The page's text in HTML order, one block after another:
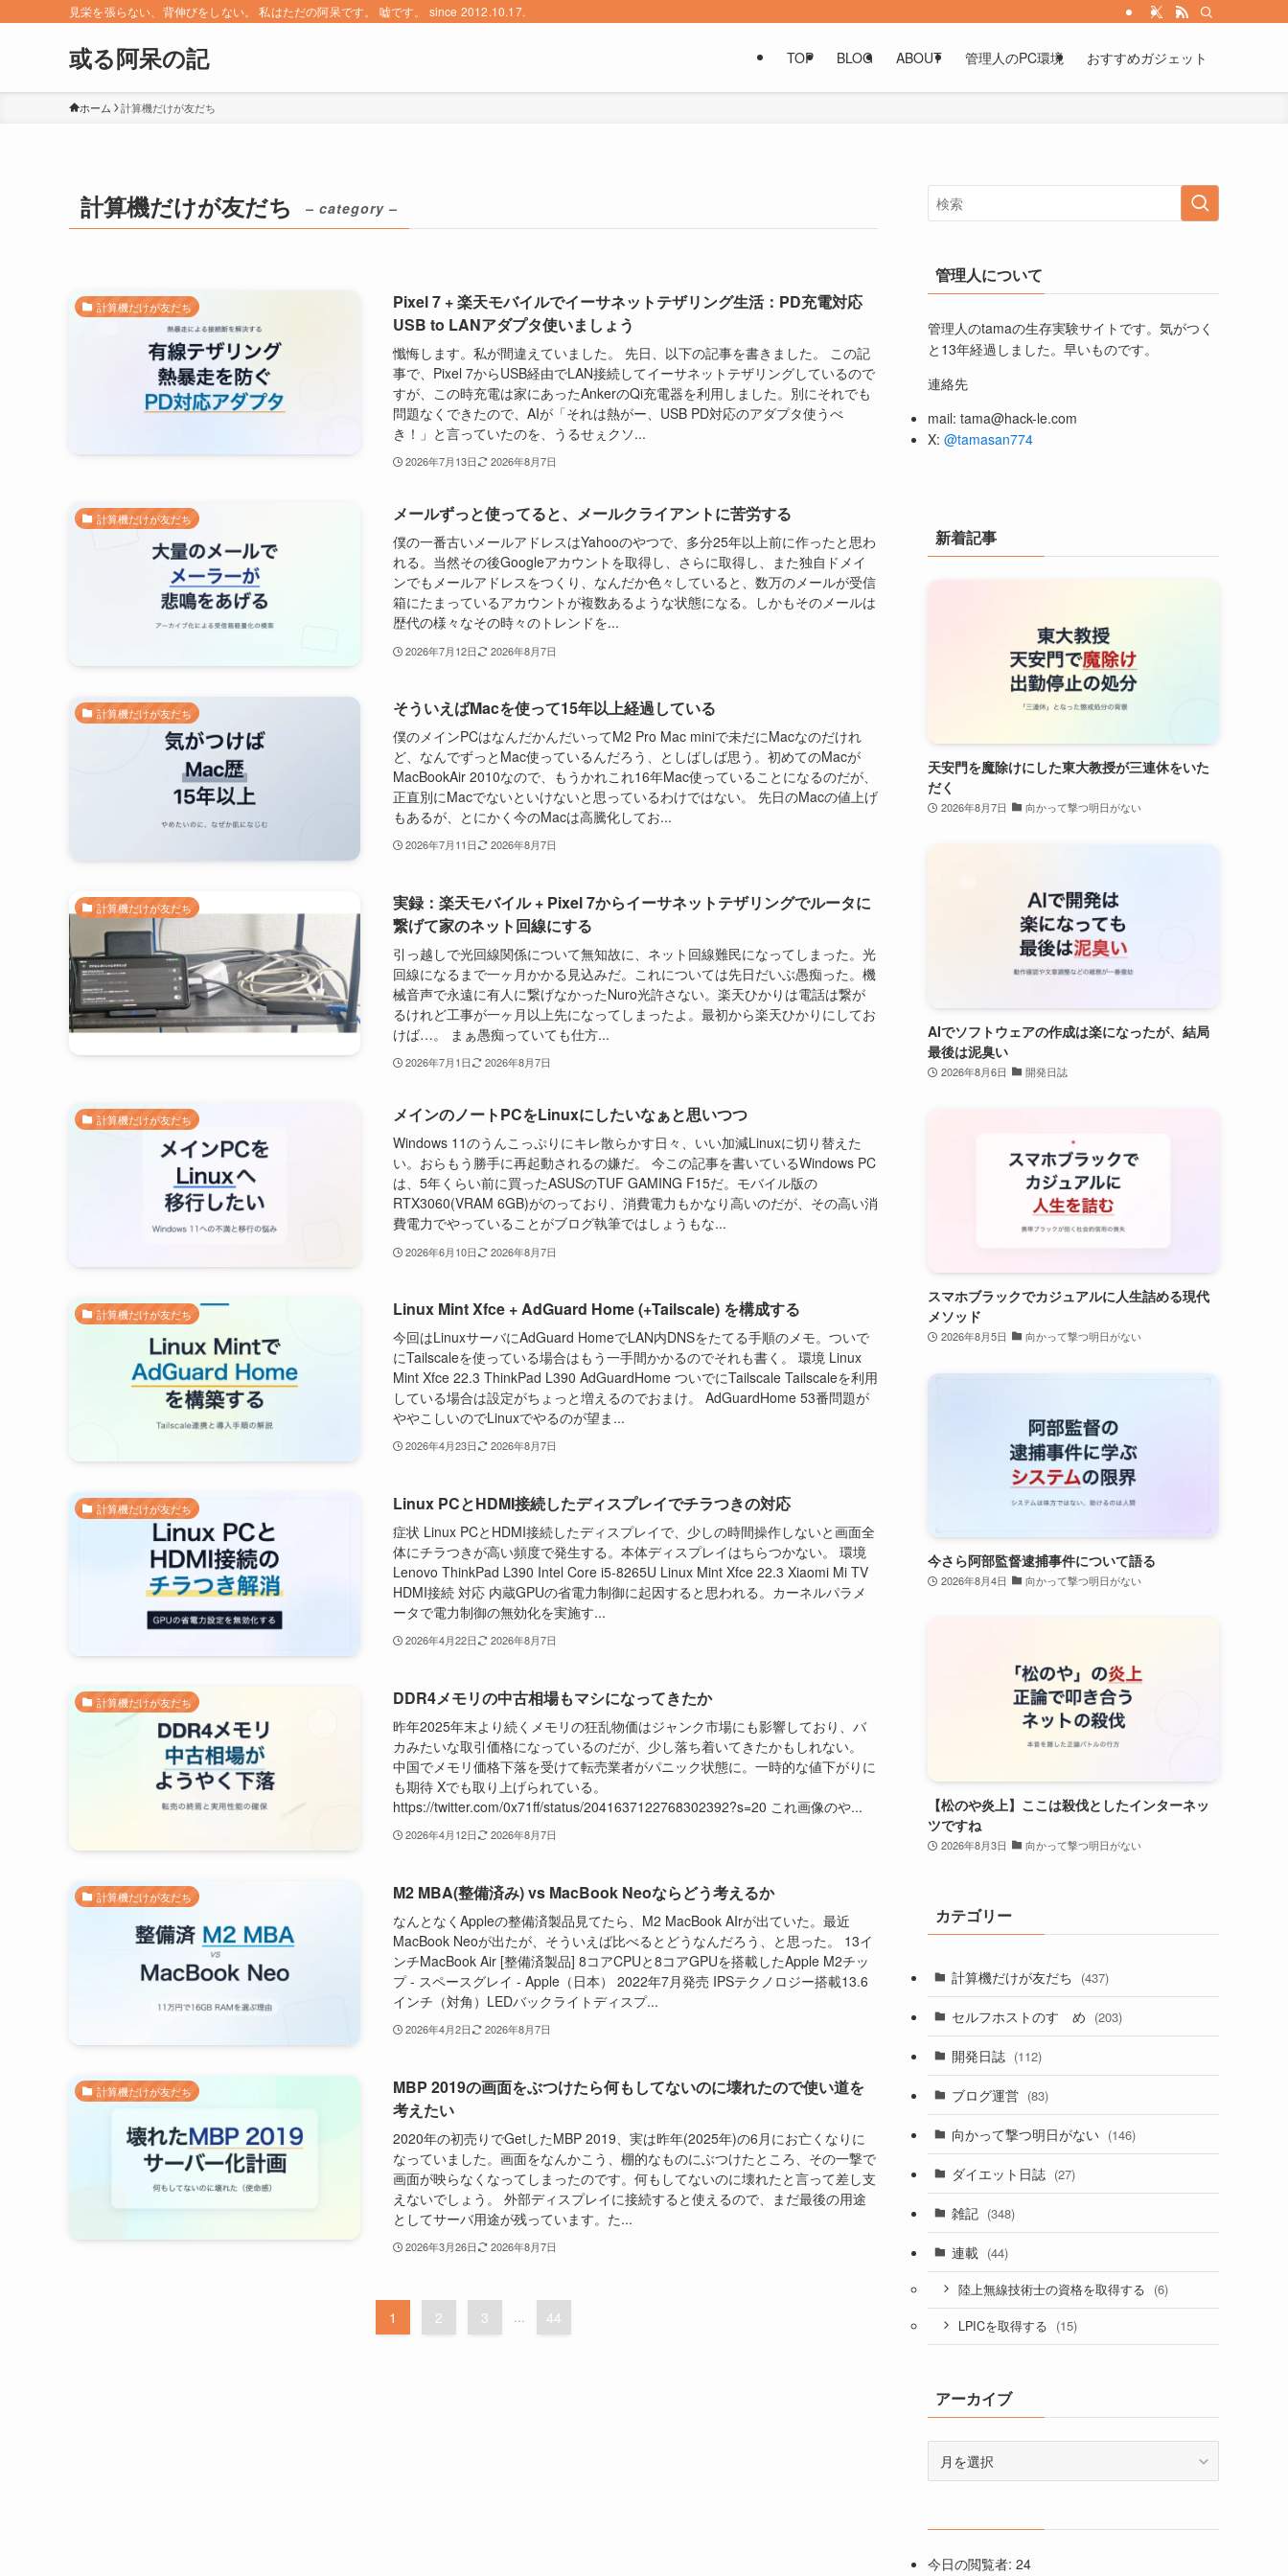
見栄を張らない、背伸びをしない。 私はただの阿呆です。 嘘です。 since 2012.10.17.
或る阿呆の記 TOP BLOG ABOUT 管理人のPC環境 おすすめガジェット
ホーム 計算機だけが友だち
計算機だけが友だち – category –
計算機だけが友だち
Pixel 7 + 楽天モバイルでイーサネットテザリング生活：PD充電対応
USB to LANアダプタ使いましょう
懺悔します。私が間違えていました。 先日、以下の記事を書きました。 この記
事で、Pixel 7からUSB経由でLAN接続してイーサネットテザリングしているので
すが、この時充電は家にあったAnkerのQi充電器を利用しました。別にそれでも
問題なくできたので、AIが「それは熱がー、USB PD対応のアダプタ使うべ
き！」と言っていたのを、うるせぇクソ...
2026年7月13日 2026年8月7日
計算機だけが友だち メールずっと使ってると、メールクライアントに苦労する
僕の一番古いメールアドレスはYahooのやつで、多分25年以上前に作ったと思わ
れる。当然その後Googleアカウントを取得し、さらに取得し、また独自ドメイ
ンでもメールアドレスをつくり、なんだか色々していると、数万のメールが受信
箱にたまっているアカウントが複数あるような状態になる。しかもそのメールは
歴代の様々なその時々のトレンドを...
2026年7月12日 2026年8月7日
計算機だけが友だち そういえばMacを使って15年以上経過している
僕のメインPCはなんだかんだいってM2 Pro Mac miniで未だにMacなのだけれ
ど、なんでずっとMac使っているんだろう、としばしば思う。初めてのMacが
MacBookAir 2010なので、もうかれこれ16年Mac使っていることになるのだが、
正直別にMacでないといけないと思っているわけではない。 先日のMacの値上げ
もあるが、とにかく今のMacは高騰化してお...
2026年7月11日 2026年8月7日
計算機だけが友だち
実録：楽天モバイル + Pixel 7からイーサネットテザリングでルータに
繋げて家のネット回線にする
引っ越しで光回線関係について無知故に、ネット回線難民になってしまった。光
回線になるまで一ヶ月かかる見込みだ。これについては先日だいぶ愚痴った。機
械音声で永遠に有人に繋げなかったNuro光許さない。楽天ひかりは電話は繋が
るけれど工事が一ヶ月以上先になってしまったよ。最初から楽天ひかりにしてお
けば…。 まぁ愚痴っていても仕方...
2026年7月1日 2026年8月7日
計算機だけが友だち メインのノートPCをLinuxにしたいなぁと思いつつ
Windows 11のうんこっぷりにキレ散らかす日々、いい加減Linuxに切り替えた
い。おらもう勝手に再起動されるの嫌だ。 今この記事を書いているWindows PC
は、5年くらい前に買ったASUSのTUF GAMING F15だ。モバイル版の
RTX3060(VRAM 6GB)がのっており、消費電力もかなり高いのだが、その高い消
費電力でやっていることがブログ執筆ではしょうもな...
2026年6月10日 2026年8月7日
計算機だけが友だち Linux Mint Xfce + AdGuard Home (+Tailscale) を構成する
今回はLinuxサーバにAdGuard HomeでLAN内DNSをたてる手順のメモ。ついで
にTailscaleを使っている場合はもう一手間かかるのでそれも書く。 環境 Linux
Mint Xfce 22.3 ThinkPad L390 AdGuardHome ついでにTailscale Tailscaleを利用
している場合は設定がちょっと増えるのでおまけ。 AdGuardHome 53番問題が
ややこしいのでLinuxでやるのが望ま...
2026年4月23日 2026年8月7日
計算機だけが友だち Linux PCとHDMI接続したディスプレイでチラつきの対応
症状 Linux PCとHDMI接続したディスプレイで、少しの時間操作しないと画面全
体にチラつきが高い頻度で発生する。本体ディスプレイはちらつかない。 環境
Lenovo ThinkPad L390 Intel Core i5-8265U Linux Mint Xfce 22.3 Xiaomi Mi TV
HDMI接続 対応 内蔵GPUの省電力制御に起因すると思われる。カーネルパラメ
ータで電力制御の無効化を実施す...
2026年4月22日 2026年8月7日
計算機だけが友だち DDR4メモリの中古相場もマシになってきたか
昨年2025年末より続くメモリの狂乱物価はジャンク市場にも影響しており、バ
カみたいな取引価格になっているのだが、少し落ち着いてきたかもしれない。
中国でメモリ価格下落を受けて転売業者がパニック状態に。一時的な値下がりに
も期待 Xでも取り上げられている。
https://twitter.com/0x71ff/status/2041637122768302392?s=20 これ画像のや...
2026年4月12日 2026年8月7日
計算機だけが友だち M2 MBA(整備済み) vs MacBook Neoならどう考えるか
なんとなくAppleの整備済製品見てたら、M2 MacBook AIrが出ていた。最近
MacBook Neoが出たが、そういえば比べるとどうなんだろう、と思った。 13イ
ンチMacBook Air [整備済製品] 8コアCPUと8コアGPUを搭載したApple M2チッ
プ - スペースグレイ - Apple（日本） 2022年7月発売 IPSテクノロジー搭載13.6
インチ（対角）LEDバックライトディスプ...
2026年4月2日 2026年8月7日
計算機だけが友だち
MBP 2019の画面をぶつけたら何もしてないのに壊れたので使い道を
考えたい
2020年の初売りでGetしたMBP 2019、実は昨年(2025年)の6月にお亡くなりに
なっていました。画面をなんかこう、棚的なものにぶつけたところ、その一撃で
画面が映らなくなってしまったのです。何もしてないのに壊れたと言って差し支
えないでしょう。 外部ディスプレイに接続すると使えるので、まだ最後の用途
としてサーバ用途が残っています。た...
2026年3月26日 2026年8月7日
1 2 3 ... 44
管理人について
管理人のtamaの生存実験サイトです。気がつく
と13年経過しました。早いものです。
連絡先
mail: tama@hack-le.com
X: @tamasan774
新着記事
天安門を魔除けにした東大教授が三連休をいた
だく
2026年8月7日 向かって撃つ明日がない
AIでソフトウェアの作成は楽になったが、結局
最後は泥臭い
2026年8月6日 開発日誌
スマホブラックでカジュアルに人生詰める現代
メソッド
2026年8月5日 向かって撃つ明日がない
今さら阿部監督逮捕事件について語る
2026年8月4日 向かって撃つ明日がない
【松のや炎上】ここは殺伐としたインターネッ
ツですね
2026年8月3日 向かって撃つ明日がない
カテゴリー
計算機だけが友だち (437)
セルフホストのすゝめ (203)
開発日誌 (112)
ブログ運営 (83)
向かって撃つ明日がない (146)
ダイエット日誌 (27)
雑記 (348)
連載 (44)
陸上無線技術士の資格を取得する (6)
LPICを取得する (15)
アーカイブ
ブ
今日の閲覧者: 24